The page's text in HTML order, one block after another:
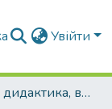
Увійти
Педагогіка, дидактика, вища освіта